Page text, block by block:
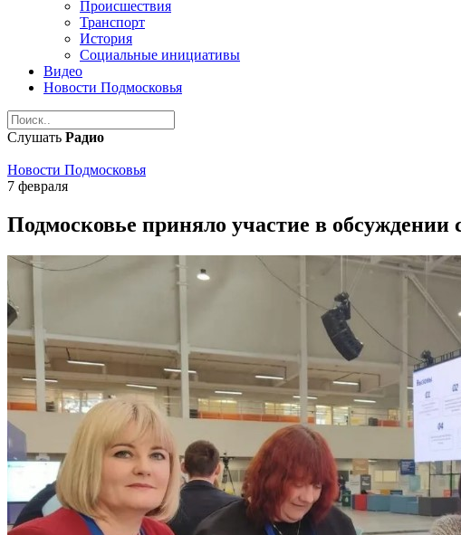
Происшествия
Транспорт
История
Социальные инициативы
Видео
Новости Подмосковья
Слушать Радио
Новости Подмосковья
7 февраля
Подмосковье приняло участие в обсуждении